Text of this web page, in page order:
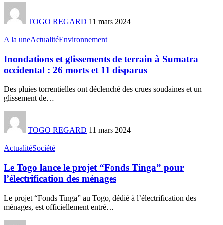
TOGO REGARD 11 mars 2024
A la uneActualitéEnvironnement
Inondations et glissements de terrain à Sumatra
occidental : 26 morts et 11 disparus
Des pluies torrentielles ont déclenché des crues soudaines et un
glissement de…
TOGO REGARD 11 mars 2024
ActualitéSociété
Le Togo lance le projet “Fonds Tinga” pour
l’électrification des ménages
Le projet “Fonds Tinga” au Togo, dédié à l’électrification des
ménages, est officiellement entré…